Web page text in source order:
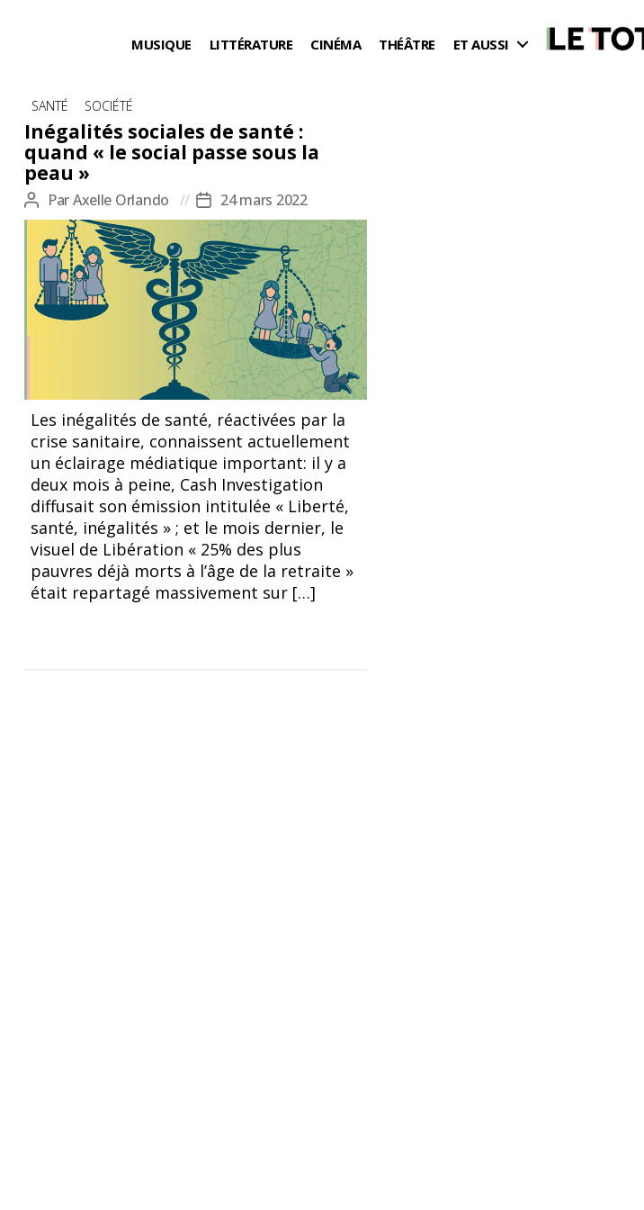
MUSIQUE LITTÉRATURE CINÉMA THÉÂTRE ET AUSSI
Catégories
SANTÉ SOCIÉTÉ
Inégalités sociales de santé :
quand « le social passe sous la
peau »
Auteur
de
l’article
ParAxelle Orlando
Date
de
l’article
24 mars 2022
© Marcia Staimer
Les inégalités de santé, réactivées par la
crise sanitaire, connaissent actuellement
un éclairage médiatique important: il y a
deux mois à peine, Cash Investigation
diffusait son émission intitulée « Liberté,
santé, inégalités » ; et le mois dernier, le
visuel de Libération « 25% des plus
pauvres déjà morts à l’âge de la retraite »
était repartagé massivement sur […]